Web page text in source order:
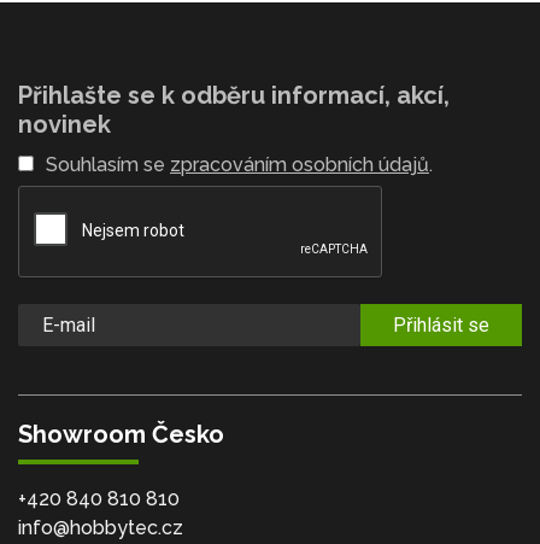
Přihlašte se k odběru informací, akcí,
novinek
Souhlasím se zpracováním osobních údajů.
Přihlásit se
Showroom Česko
+420 840 810 810
info@hobbytec.cz